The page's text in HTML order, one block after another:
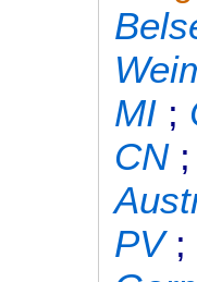
MI ;
CN;
PV;